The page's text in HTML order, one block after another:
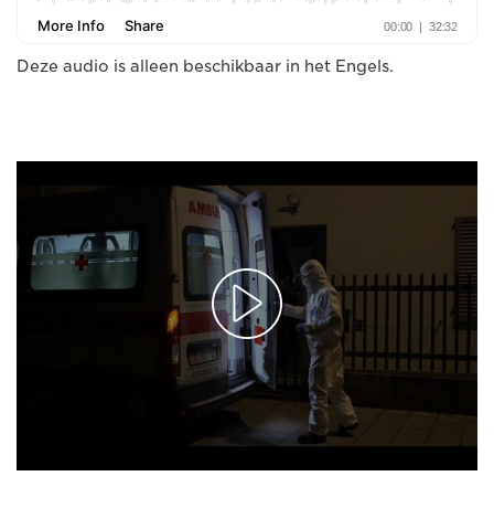
Deze audio is alleen beschikbaar in het Engels.